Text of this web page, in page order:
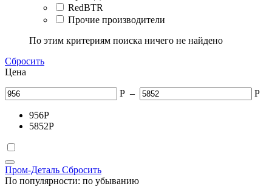
RedBTR
Прочие производители
По этим критериям поиска ничего не найдено
Сбросить
Цена
Р – Р
956Р
5852Р
Пром-Деталь Сбросить
По популярности: по убыванию